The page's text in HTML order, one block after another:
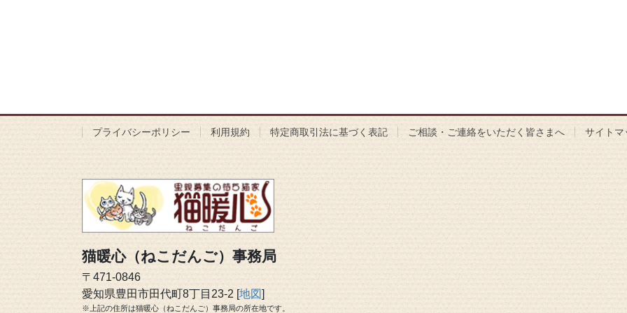
プライバシーポリシー 利用規約 特定商取引法に基づく表記 ご相談・ご連絡をいただく皆さまへ サイトマ
猫暖心（ねこだんご）事務局
〒471-0846
愛知県豊田市田代町8丁目23-2 [地図]
※上記の住所は猫暖心（ねこだんご）事務局の所在地です。